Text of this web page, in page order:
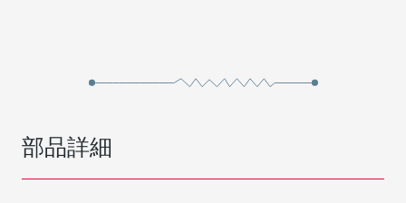
部品詳細